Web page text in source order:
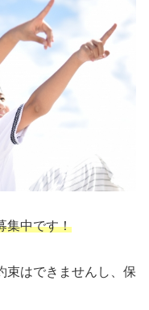
集中です！
束はできませんし、保